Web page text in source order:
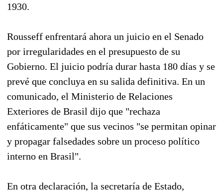
1930.
Rousseff enfrentará ahora un juicio en el Senado
por irregularidades en el presupuesto de su
Gobierno. El juicio podría durar hasta 180 días y se
prevé que concluya en su salida definitiva. En un
comunicado, el Ministerio de Relaciones
Exteriores de Brasil dijo que "rechaza
enfáticamente" que sus vecinos "se permitan opinar
y propagar falsedades sobre un proceso político
interno en Brasil".
En otra declaración, la secretaría de Estado,